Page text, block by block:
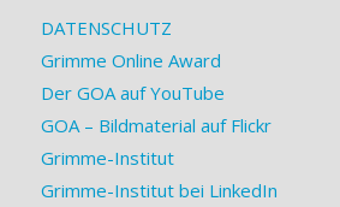
DATENSCHUTZ
Grimme Online Award
Der GOA auf YouTube
GOA – Bildmaterial auf Flickr
Grimme-Institut
Grimme-Institut bei LinkedIn